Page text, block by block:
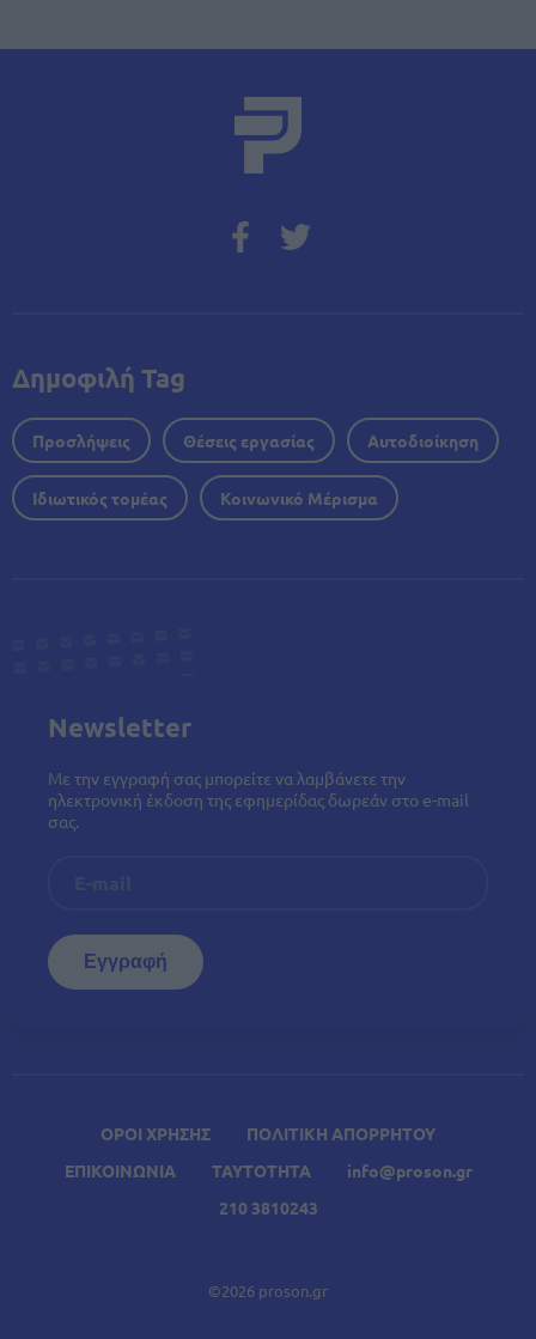
ΟΡΟΙ ΧΡΗΣΗΣ
ΠΟΛΙΤΙΚΗ ΑΠΟΡΡΗΤΟΥ
ΕΠΙΚΟΙΝΩΝΙΑ
ΤΑΥΤΟΤΗΤΑ
info@proson.gr
210 3810243
©2026 proson.gr
Δημοφιλή Tag
Προσλήψεις Θέσεις εργασίας Αυτοδιοίκηση
Ιδιωτικός τομέας Κοινωνικό Μέρισμα
Newsletter
Με την εγγραφή σας μπορείτε να λαμβάνετε την
ηλεκτρονική έκδοση της εφημερίδας δωρεάν στο e-mail
σας.